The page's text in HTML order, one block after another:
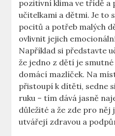
pozitivní ⁢klima ve třídě a
učitelkami ‌a dětmi. Je to
pocitů a potřeb malých
ovlivnit jejich
Například si představte‌
že jedno z dětí je
domácí‍ mazlíček. ‌Na
přistoupí​ k dítěti,‍ sedne
ruku – tím dává jasně
důležité a že ‌zde pro něj
utvářejí zdravou a